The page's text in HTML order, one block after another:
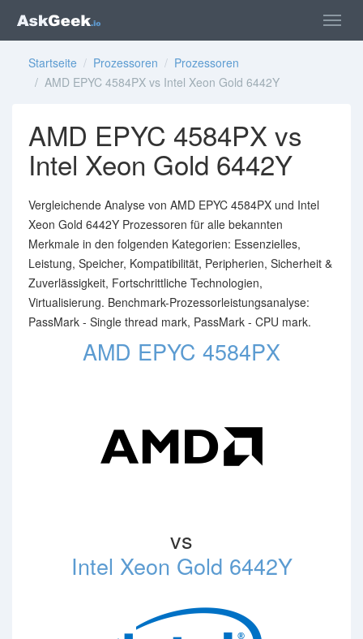
Startseite / Prozessoren / Prozessoren
/ AMD EPYC 4584PX vs Intel Xeon Gold 6442Y
AMD EPYC 4584PX vs
Intel Xeon Gold 6442Y
Vergleichende Analyse von AMD EPYC 4584PX und Intel
Xeon Gold 6442Y Prozessoren für alle bekannten
Merkmale in den folgenden Kategorien: Essenzielles,
Leistung, Speicher, Kompatibilität, Peripherien, Sicherheit &
Zuverlässigkeit, Fortschrittliche Technologien,
Virtualisierung. Benchmark-Prozessorleistungsanalyse:
PassMark - Single thread mark, PassMark - CPU mark.
AMD EPYC 4584PX
vs
Intel Xeon Gold 6442Y